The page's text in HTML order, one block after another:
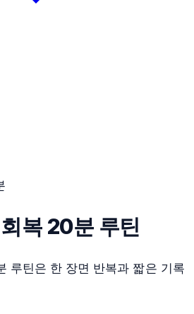
복 20분 루틴
루틴은 한 장면 반복과 짧은 기록